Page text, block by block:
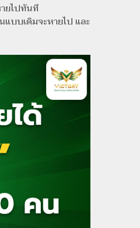
ยไปทันที
แบบเดิมจะหายไป และ